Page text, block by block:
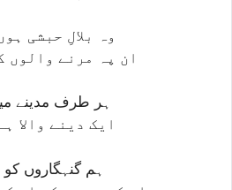
وہ بلالِ حبشی
ان پہ مرنے والوں
ہر طرف مدینے
ایک دینے والا
ہم گنہگاروں